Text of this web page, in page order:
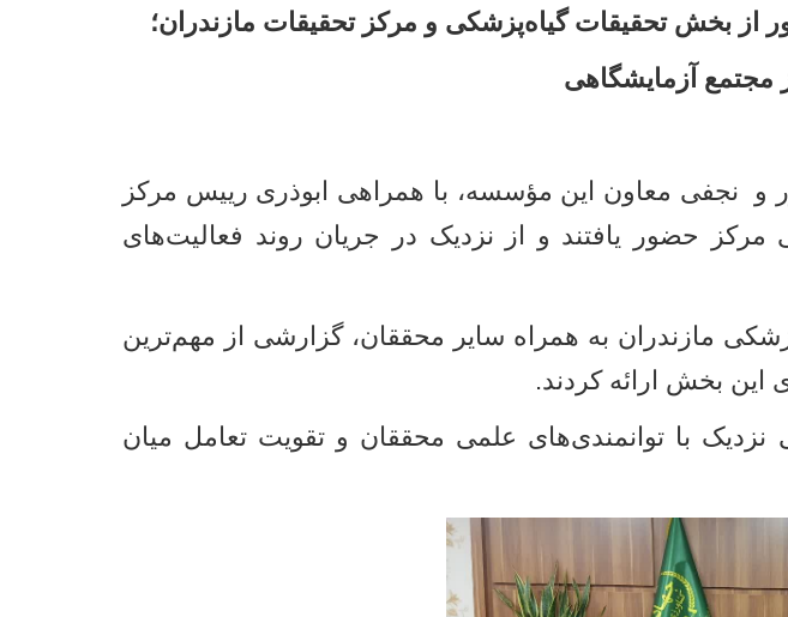
بخش تحقیقات گیاه‌پزشکی و مرکز تحقیقات مازندران؛
مجتمع آزمایشگاهی
و نجفی معاون این مؤسسه، با همراهی ابوذری رییس مرکز
حضور یافتند و از نزدیک در جریان روند فعالیت‌های
مازندران به همراه سایر محققان، گزارشی از مهم‌ترین
این بخش ارائه کردند.
با توانمندی‌های علمی محققان و تقویت تعامل میان